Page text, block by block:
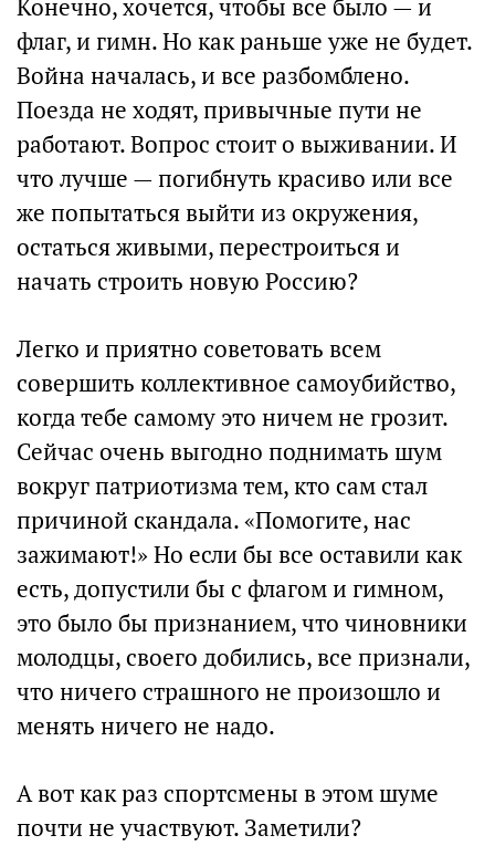
Конечно, хочется, чтобы все было — и
флаг, и гимн. Но как раньше уже не будет.
Война началась, и все разбомблено.
Поезда не ходят, привычные пути не
работают. Вопрос стоит о выживании. И
что лучше — погибнуть красиво или все
же попытаться выйти из окружения,
остаться живыми, перестроиться и
начать строить новую Россию?
Легко и приятно советовать всем
совершить коллективное самоубийство,
когда тебе самому это ничем не грозит.
Сейчас очень выгодно поднимать шум
вокруг патриотизма тем, кто сам стал
причиной скандала. «Помогите, нас
зажимают!» Но если бы все оставили как
есть, допустили бы с флагом и гимном,
это было бы признанием, что чиновники
молодцы, своего добились, все признали,
что ничего страшного не произошло и
менять ничего не надо.
А вот как раз спортсмены в этом шуме
почти не участвуют. Заметили?